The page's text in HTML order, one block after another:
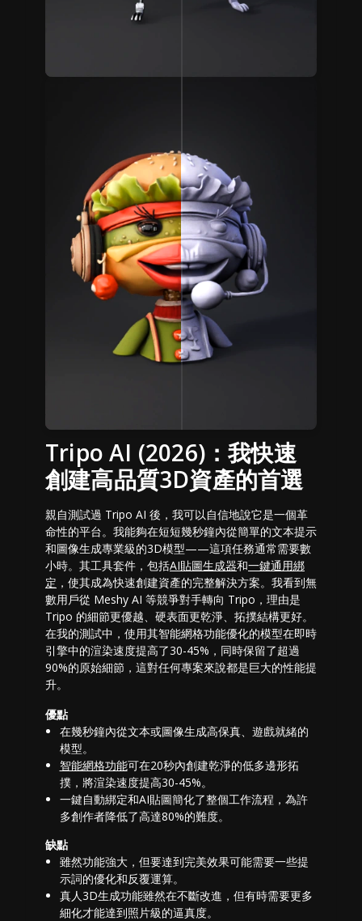
Tripo AI (2026)：我快速
創建高品質3D資產的首選
親自測試過 Tripo AI 後，我可以自信地說它是一個革
命性的平台。我能夠在短短幾秒鐘內從簡單的文本提示
和圖像生成專業級的3D模型——這項任務通常需要數
小時。其工具套件，包括AI貼圖生成器和一鍵通用綁
定 ，使其成為快速創建資產的完整解決方案。我看到無
數用戶從 Meshy AI 等競爭對手轉向 Tripo，理由是
Tripo 的細節更優越、硬表面更乾淨、拓撲結構更好。
在我的測試中，使用其智能網格功能優化的模型在即時
引擎中的渲染速度提高了30-45%，同時保留了超過
90%的原始細節，這對任何專案來說都是巨大的性能提
升。
優點
在幾秒鐘內從文本或圖像生成高保真、遊戲就緒的
模型。
智能網格功能可在20秒內創建乾淨的低多邊形拓
撲，將渲染速度提高30-45%。
一鍵自動綁定和AI貼圖簡化了整個工作流程，為許
多創作者降低了高達80%的難度。
缺點
雖然功能強大，但要達到完美效果可能需要一些提
示詞的優化和反覆運算。
真人3D生成功能雖然在不斷改進，但有時需要更多
細化才能達到照片級的逼真度。